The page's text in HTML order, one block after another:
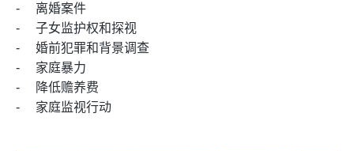
离婚案件
子女监护权和探视
婚前犯罪和背景调查
家庭暴力
降低赡养费
家庭监视行动